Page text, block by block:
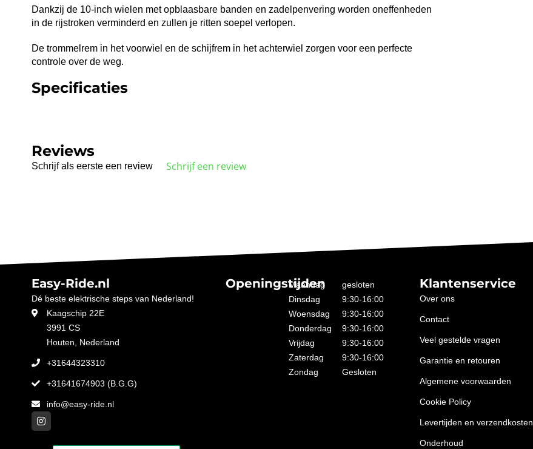
Dankzij de 10-inch wielen met opblaasbare banden en zadelpenvering worden oneffenheden
in de rijstroken verminderd en zullen je ritten soepel verlopen.
De trommelrem in het voorwiel en de schijfrem in het achterwiel zorgen voor een perfecte
controle over de weg.
Specificaties
Reviews
Schrijf als eerste een review Schrijf een review
Easy-Ride.nl
Dé beste elektrische steps van Nederland!
Kaagschip 22E
3991 CS
Houten, Nederland
+31644323310
+31641674903 (B.G.G)
info@easy-ride.nl
Openingstijden
Maandag
gesloten
Dinsdag
9:30-16:00
Woensdag
9:30-16:00
Donderdag
9:30-16:00
Vrijdag
9:30-16:00
Zaterdag
9:30-16:00
Zondag
Gesloten
Klantenservice
Over ons
Contact
Veel gestelde vragen
Garantie en retouren
Algemene voorwaarden
Cookie Policy
Levertijden en verzendkosten
Onderhoud